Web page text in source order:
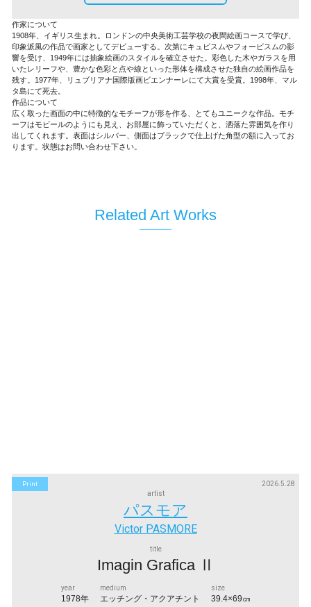
作家について
1908年、イギリス生まれ。ロンドンの中央美術工芸学校の夜間絵画コースで学び、
印象派風の作品で画家としてデビューする。次第にキュビスムやフォービスムの影
響を受け、1949年には抽象絵画のスタイルを確立させた。彩色した木やガラスを用
いたレリーフや、豊かな色彩と点や線といった形体を構成させた独自の絵画作品を
残す。1977年、リュブリアナ国際版画ビエンナーレにて大賞を受賞。1998年、マル
タ島にて死去。
作品について
広く取った画面の中に特徴的なモチーフが形を作る、とてもユニークな作品。モチ
ーフはモビールのようにも見え、お部屋に飾っていただくと、洒落た雰囲気を作り
出してくれます。表面はシルバー、側面はブラックで仕上げた角型の額に入ってお
ります。状態はお問い合わせ下さい。
Related Art Works
Print
2026.5.28
artist
パスモア
Victor PASMORE
title
Imagin Grafica Ⅱ
year
1978年
medium
エッチング・アクアチント
size
39.4×69㎝